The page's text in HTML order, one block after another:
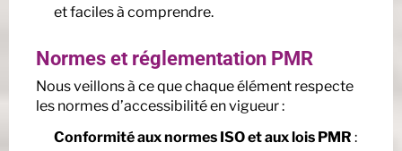
et faciles à comprendre.
Normes et réglementation PMR
Nous veillons à ce que chaque élément respecte
les normes d’accessibilité en vigueur :
Conformité aux normes ISO et aux lois PMR :